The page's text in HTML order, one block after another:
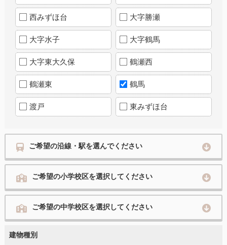
西みずほ台 大字勝瀬
大字水子 大字鶴馬
大字東大久保 鶴瀬西
鶴瀬東 鶴馬
渡戸 東みずほ台
ご希望の沿線・駅を選んでください
ご希望の小学校区を選択してください
ご希望の中学校区を選択してください
建物種別